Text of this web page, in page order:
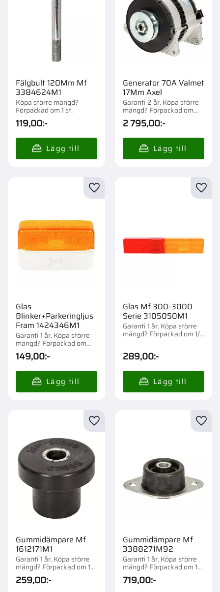
Fälgbult 120Mm Mf
3384624M1
Köpa större mängd?
Förpackad om 1 st.
119,00:-
Generator 70A Valmet
17Mm Axel
Garanti 2 år. Köpa större
mängd? Förpackad om
1/72 st.
2 795,00:-
Glas
Blinker+Parkeringljus
Fram 1424346M1
Garanti 1 år. Köpa större
mängd? Förpackad om
1/10 st.
149,00:-
Lägg till i favoriter
Glas Mf 300-3000
Serie 3105050M1
Garanti 1 år. Köpa större
mängd? Förpackad om 1/5
289,00:-
Gummidämpare Mf
1612171M1
Garanti 1 år. Köpa större
mängd? Förpackad om 1
st.
259,00:-
Lägg till i favoriter
Gummidämpare Mf
3388271M92
Garanti 1 år. Köpa större
mängd? Förpackad om 1
st.
719,00:-